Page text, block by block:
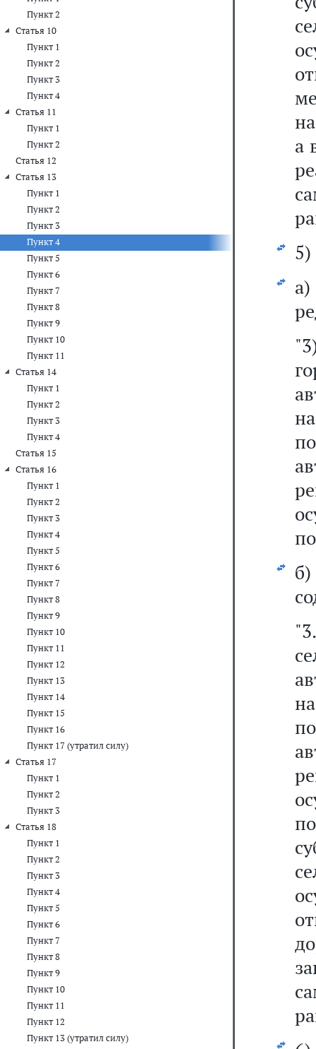
Пункт 2
Статья 10
Пункт 1
Пункт 2
Пункт 3
Пункт 4
Статья 11
Пункт 1
Пункт 2
Статья 12
Статья 13
Пункт 1
Пункт 2
Пункт 3
Пункт 4
Пункт 5
Пункт 6
Пункт 7
Пункт 8
Пункт 9
Пункт 10
Пункт 11
Статья 14
Пункт 1
Пункт 2
Пункт 3
Пункт 4
Статья 15
Статья 16
Пункт 1
Пункт 2
Пункт 3
Пункт 4
Пункт 5
Пункт 6
Пункт 7
Пункт 8
Пункт 9
Пункт 10
Пункт 11
Пункт 12
Пункт 13
Пункт 14
Пункт 15
Пункт 16
Пункт 17 (утратил силу)
Статья 17
Пункт 1
Пункт 2
Пункт 3
Статья 18
Пункт 1
Пункт 2
Пункт 3
Пункт 4
Пункт 5
Пункт 6
Пункт 7
Пункт 8
Пункт 9
Пункт 10
Пункт 11
Пункт 12
Пункт 13 (утратил силу)
а